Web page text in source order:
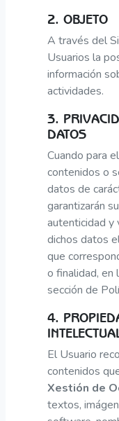
2. OBJETO
A través del
Usuarios la
información
actividades.
3.
DATOS
Cuando para
contenidos o
datos de
garantizarán
autenticidad y
dichos datos
que
o finalidad, en
sección de
4.
El Usuario
contenidos
Xestión de
textos,